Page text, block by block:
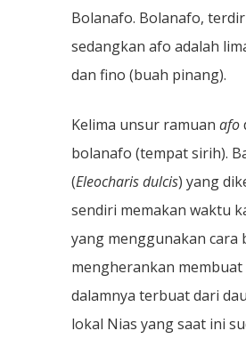
Bolanafo. Bolanafo,
sedangkan afo adalah
dan fino (buah pinang).
Kelima unsur ramuan afo
bolanafo (tempat sirih).
(Eleocharis dulcis) yang
sendiri memakan waktu
yang menggunakan cara
mengherankan membuat
dalamnya terbuat dari
lokal Nias yang saat ini